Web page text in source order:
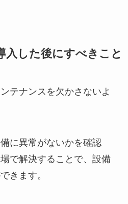
入した後にすべきこと
テナンスを欠かさないよ
に異常がないかを確認
で解決することで、設備
きます。